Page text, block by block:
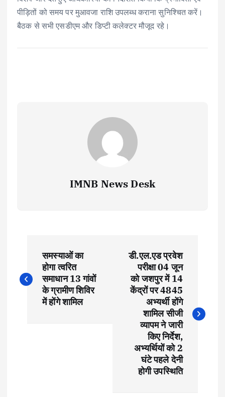
पीड़ितों को समय पर मुआवजा राशि उपलब्ध कराना सुनिश्चित करें।
बैठक से सभी एसडीएम और डिप्टी कलेक्टर मौजूद रहे।
IMNB News Desk
o
समस्याओं का
होगा त्वरित
समाधान 13 गांवों
के ग्रामीण शिविर
में होंगे शामिल
डी.एल.एड प्रवेश
परीक्षा 04 जून
को जशपुर में 14
केंद्रों पर 4845
अभ्यर्थी होंगे
शामिल सीजी
व्यापम ने जारी
किए निर्देश,
अभ्यर्थियों को 2
घंटे पहले देनी
होगी उपस्थिति